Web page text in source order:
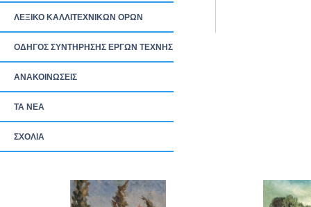
ΛΕΞΙΚΟ ΚΑΛΛΙΤΕΧΝΙΚΩΝ ΟΡΩΝ
ΟΔΗΓΟΣ ΣΥΝΤΗΡΗΣΗΣ ΕΡΓΩΝ ΤΕΧΝΗΣ
ΑΝΑΚΟΙΝΩΣΕΙΣ
ΤΑ ΝEΑ
ΣΧΟΛΙΑ